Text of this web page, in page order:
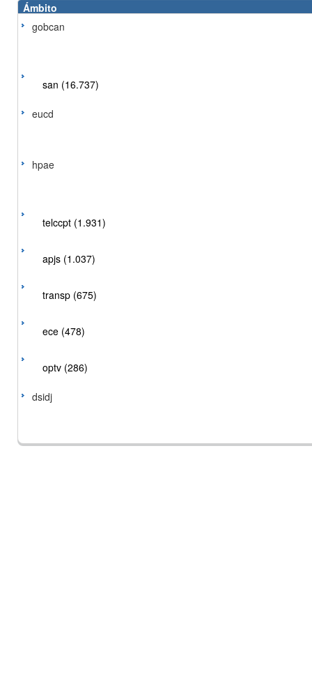
Ámbito
gobcan
san (16.737)
eucd
hpae
telccpt (1.931)
apjs (1.037)
transp (675)
ece (478)
optv (286)
dsidj